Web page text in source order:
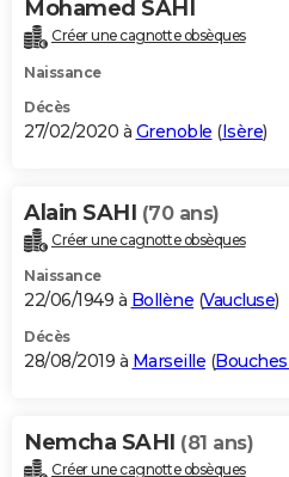
Mohamed SAHI
Créer une cagnotte obsèques
Naissance
Décès
27/02/2020 à Grenoble (Isère)
Alain SAHI (70 ans)
Créer une cagnotte obsèques
Naissance
22/06/1949 à Bollène (Vaucluse)
Décès
28/08/2019 à Marseille (
Nemcha SAHI (81 ans)
Créer une cagnotte obsèques